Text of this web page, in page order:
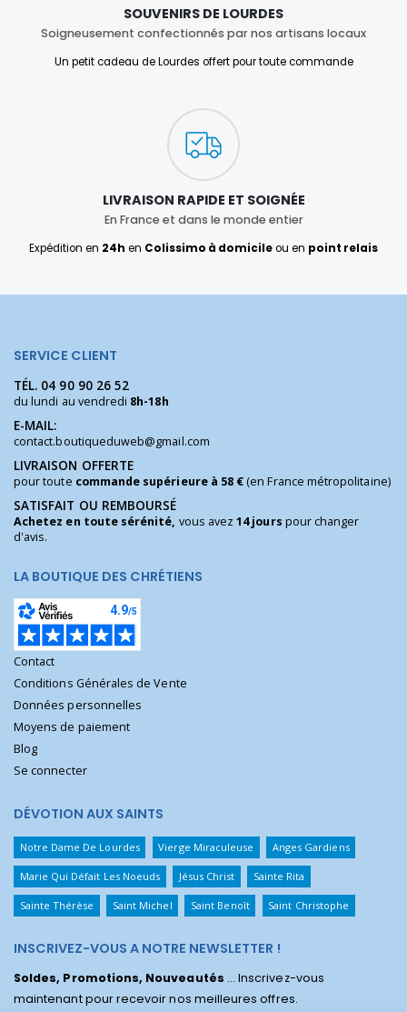
SOUVENIRS DE LOURDES
Soigneusement confectionnés par nos artisans locaux
Un petit cadeau de Lourdes offert pour toute commande
LIVRAISON RAPIDE ET SOIGNÉE
En France et dans le monde entier
Expédition en 24h en Colissimo à domicileou en point relais
SERVICE CLIENT
TÉL. 04 90 90 26 52
du lundi au vendredi 8h-18h
E-MAIL:
contact.boutiqueduweb@gmail.com
LIVRAISON OFFERTE
pour toute commande supérieure à 58 €(en France métropolitaine)
SATISFAIT OU REMBOURSÉ
Achetez en toute sérénité, vous avez14 jours pour changer
d'avis.
LA BOUTIQUE DES CHRÉTIENS
Contact
Conditions Générales de Vente
Données personnelles
Moyens de paiement
Blog
Se connecter
DÉVOTION AUX SAINTS
Notre Dame De Lourdes Vierge Miraculeuse Anges Gardiens
Marie Qui Défait Les Noeuds Jésus Christ Sainte Rita
Sainte Thérèse Saint Michel Saint Benoît Saint Christophe
INSCRIVEZ-VOUS A NOTRE NEWSLETTER !
Soldes, Promotions, Nouveautés ... Inscrivez-vous
maintenant pour recevoir nos meilleures offres.